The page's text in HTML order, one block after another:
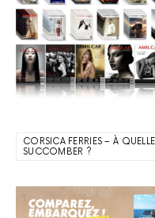
CORSICA FERRIES – À
SUCCOMBER ?